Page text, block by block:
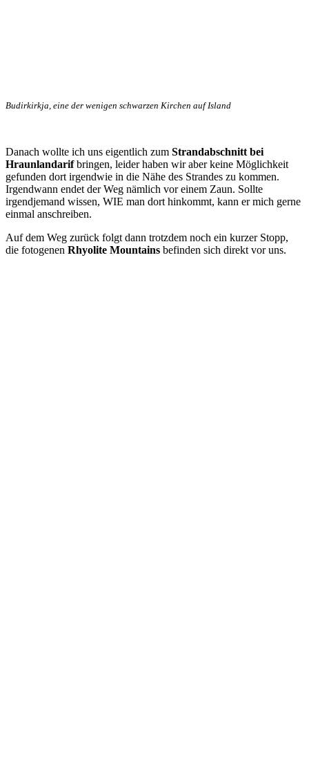
Budirkirkja, eine der wenigen schwarzen Kirchen auf Island
Danach wollte ich uns eigentlich zum Strandabschnitt bei
Hraunlandarifbringen, leider haben wir aber keine Möglichkeit
gefunden dort irgendwie in die Nähe des Strandes zu kommen.
Irgendwann endet der Weg nämlich vor einem Zaun. Sollte
irgendjemand wissen, WIE man dort hinkommt, kann er mich gerne
einmal anschreiben.
Auf dem Weg zurück folgt dann trotzdem noch ein kurzer Stopp,
die fotogenen Rhyolite Mountains befinden sich direkt vor uns.